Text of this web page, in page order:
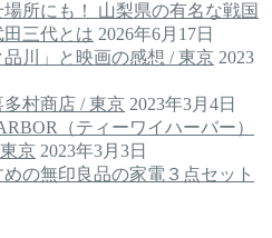
所にも！ 山梨県の有名な戦国
三代とは 2026年6月17日
川」と映画の感想 / 東京 2023
村商店 / 東京 2023年3月4日
（ティーワイハーバー）
京 2023年3月3日
の無印良品の家電３点セット